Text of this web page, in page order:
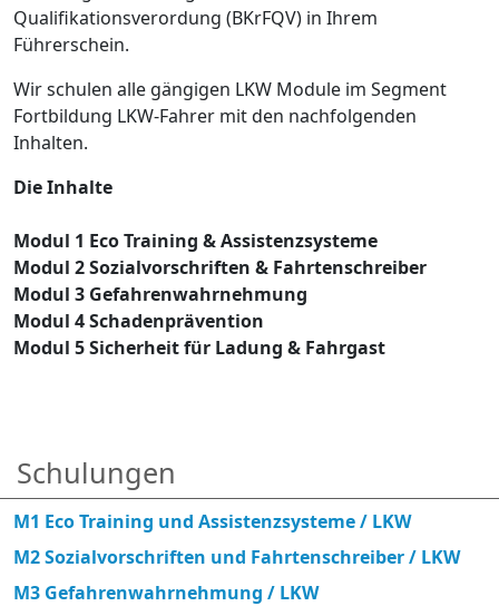
Qualifikationsverordung (BKrFQV) in Ihrem
Führerschein.
Wir schulen alle gängigen LKW Module im Segment
Fortbildung LKW-Fahrer mit den nachfolgenden
Inhalten.
Die Inhalte
Modul 1 Eco Training & Assistenzsysteme
Modul 2 Sozialvorschriften & Fahrtenschreiber
Modul 3 Gefahrenwahrnehmung
Modul 4 Schadenprävention
Modul 5 Sicherheit für Ladung & Fahrgast
Schulungen
M1 Eco Training und Assistenzsysteme / LKW
M2 Sozialvorschriften und Fahrtenschreiber / LKW
M3 Gefahrenwahrnehmung / LKW